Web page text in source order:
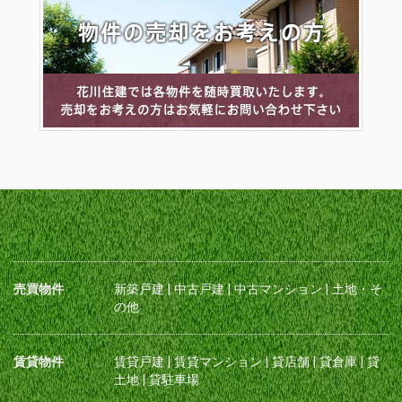
売買物件 新築戸建|中古戸建|中古マンション|土地・そ
の他
賃貸物件 賃貸戸建|賃貸マンション|貸店舗|貸倉庫|貸
土地|貸駐車場